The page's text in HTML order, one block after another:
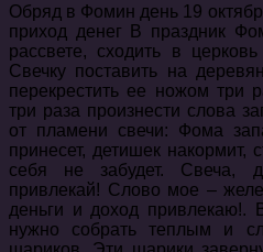
Обряд в Фомин день 19
приход денег В праздник
рассвете, сходить в
Свечку поставить на
перекрестить ее ножом три
три раза произнести слова
от пламени свечи: Фома
принесет, детишек накормит,
себя не забудет. Свеча,
привлекай! Слово мое –
деньги и доход привлекаю!.
нужно собрать теплым и